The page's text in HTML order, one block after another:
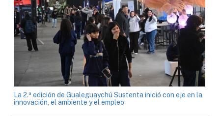
La 2.ª edición de Gualeguaychú Sustenta inició con eje en la
innovación, el ambiente y el empleo